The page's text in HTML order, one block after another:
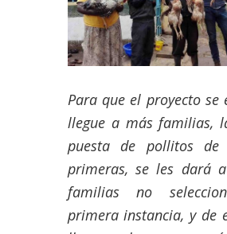
Para que el proyecto se
llegue a más familias,
puesta de pollitos de
primeras, se les dará
familias no
primera instancia, y de